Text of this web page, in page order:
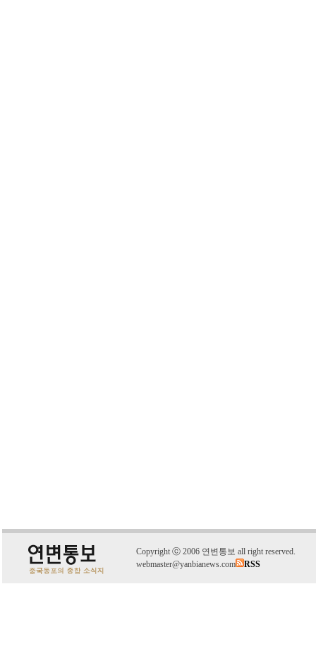
Copyright ⓒ 2006 연변통보 all right reserved.
webmaster@yanbianews.com
RSS